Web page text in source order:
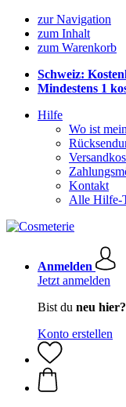
zur Navigation
zum Inhalt
zum Warenkorb
Schweiz:
Mindestens 1
Hilfe
Wo ist
Kontakt
Alle Hilfe-
Anmelden
Jetzt anmelden
Bist du neu hier?
Konto erstellen